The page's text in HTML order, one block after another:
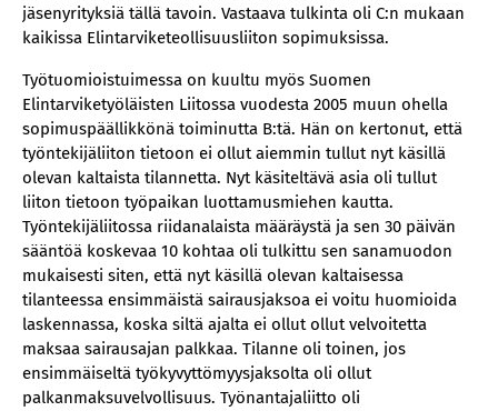
jäsenyrityksiä tällä tavoin. Vastaava tulkinta oli C:n mukaan
kaikissa Elintarviketeollisuusliiton sopimuksissa.
Työtuomioistuimessa on kuultu myös Suomen
Elintarviketyöläisten Liitossa vuodesta 2005 muun ohella
sopimuspäällikkönä toiminutta B:tä. Hän on kertonut, että
työntekijäliiton tietoon ei ollut aiemmin tullut nyt käsillä
olevan kaltaista tilannetta. Nyt käsiteltävä asia oli tullut
liiton tietoon työpaikan luottamusmiehen kautta.
Työntekijäliitossa riidanalaista määräystä ja sen 30 päivän
sääntöä koskevaa 10 kohtaa oli tulkittu sen sanamuodon
mukaisesti siten, että nyt käsillä olevan kaltaisessa
tilanteessa ensimmäistä sairausjaksoa ei voitu huomioida
laskennassa, koska siltä ajalta ei ollut ollut velvoitetta
maksaa sairausajan palkkaa. Tilanne oli toinen, jos
ensimmäiseltä työkyvyttömyysjaksolta oli ollut
palkanmaksuvelvollisuus. Työnantajaliitto oli